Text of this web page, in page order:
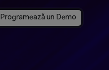
Programează un Demo